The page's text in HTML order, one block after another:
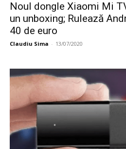
Noul dongle Xiaomi Mi
un unboxing; Rulează
40 de euro
Claudiu Sima - 13/07/2020